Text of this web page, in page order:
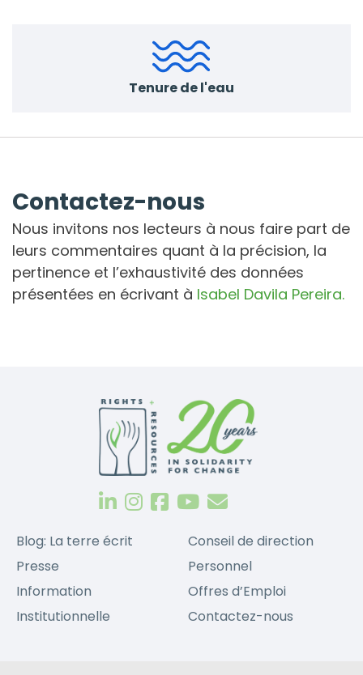
Tenure de l'eau
Contactez-nous
Nous invitons nos lecteurs à nous faire part de
leurs commentaires quant à la précision, la
pertinence et l’exhaustivité des données
présentées en écrivant à Isabel Davila Pereira.
Blog: La terre écrit
Presse
Information
Institutionnelle
Conseil de direction
Personnel
Offres d’Emploi
Contactez-nous